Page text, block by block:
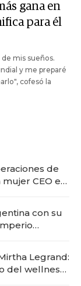
gana en
para él
mis sueños.
y me preparé
cofesó la
de
mujer CEO en
con su
Legrand:
del wellness